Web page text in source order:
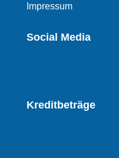
Impressum
Social Media
Kreditbeträge